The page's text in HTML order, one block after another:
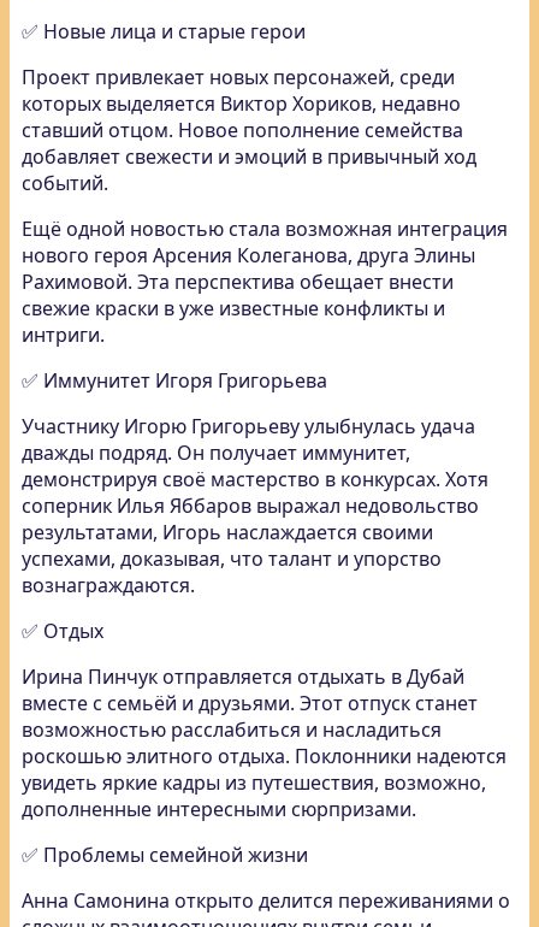
✅ Новые лица и старые герои
Проект привлекает новых персонажей, среди
которых выделяется Виктор Хориков, недавно
ставший отцом. Новое пополнение семейства
добавляет свежести и эмоций в привычный ход
событий.
Ещё одной новостью стала возможная интеграция
нового героя Арсения Колеганова, друга Элины
Рахимовой. Эта перспектива обещает внести
свежие краски в уже известные конфликты и
интриги.
✅ Иммунитет Игоря Григорьева
Участнику Игорю Григорьеву улыбнулась удача
дважды подряд. Он получает иммунитет,
демонстрируя своё мастерство в конкурсах. Хотя
соперник Илья Яббаров выражал недовольство
результатами, Игорь наслаждается своими
успехами, доказывая, что талант и упорство
вознаграждаются.
✅ Отдых
Ирина Пинчук отправляется отдыхать в Дубай
вместе с семьёй и друзьями. Этот отпуск станет
возможностью расслабиться и насладиться
роскошью элитного отдыха. Поклонники надеются
увидеть яркие кадры из путешествия, возможно,
дополненные интересными сюрпризами.
✅ Проблемы семейной жизни
Анна Самонина открыто делится переживаниями о